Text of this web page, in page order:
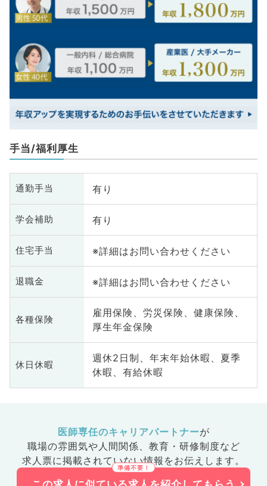
手当/福利厚生
通勤手当 有り
学会補助 有り
住宅手当 ※詳細はお問い合わせください
退職金 ※詳細はお問い合わせください
各種保険
雇用保険、労災保険、健康保険、
厚生年金保険
休日休暇
週休2日制、年末年始休暇、夏季
休暇、有給休暇
医師専任のキャリアパートナーが
職場の雰囲気や人間関係、 教育・研修制度など
求人票に掲載されていない情報をお伝えします。